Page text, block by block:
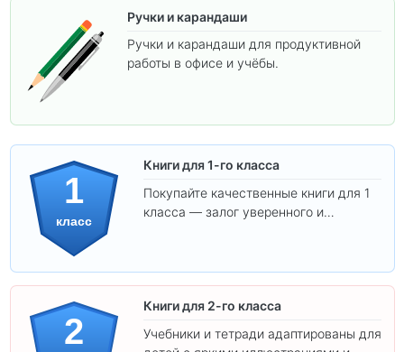
Ручки и карандаши
Ручки и карандаши для продуктивной
работы в офисе и учёбы.
1
класс
Книги для 1-го класса
Покупайте качественные книги для 1
класса — залог уверенного и
2
Книги для 2-го класса
Учебники и тетради адаптированы для